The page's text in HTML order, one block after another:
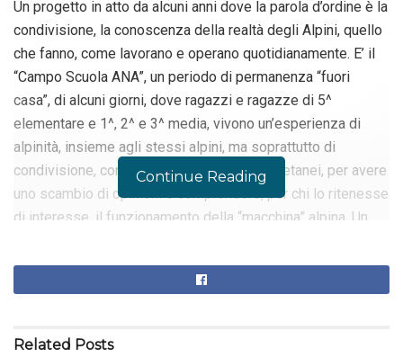
Un progetto in atto da alcuni anni dove la parola d’ordine è la
condivisione, la conoscenza della realtà degli Alpini, quello
che fanno, come lavorano e operano quotidianamente. E’ il
“Campo Scuola ANA”, un periodo di permanenza “fuori
casa”, di alcuni giorni, dove ragazzi e ragazze di 5^
elementare e 1^, 2^ e 3^ media, vivono un’esperienza di
alpinità, insieme agli stessi alpini, ma soprattutto di
condivisione, con momenti conviviali fra coetanei, per avere
uno scambio di opinioni e comprendere, per chi lo ritenesse
di interesse, il funzionamento della “macchina” alpina. Un
comunale
Continue Reading
Related Posts